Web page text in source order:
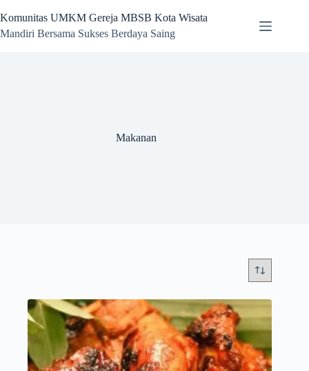
to
content
Komunitas UMKM Gereja MBSB Kota Wisata
Mandiri Bersama Sukses Berdaya Saing
Makanan